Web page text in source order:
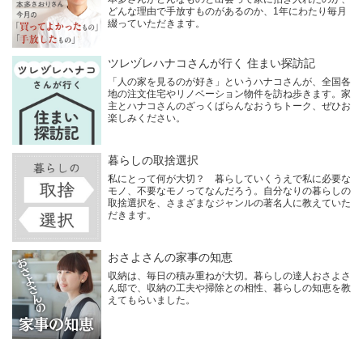
どんな理由で手放すものがあるのか、1年にわたり毎月
綴っていただきます。
ツレヅレハナコさんが行く 住まい探訪記
「人の家を見るのが好き」というハナコさんが、全国各
地の注文住宅やリノベーション物件を訪ね歩きます。家
主とハナコさんのざっくばらんなおうちトーク、ぜひお
楽しみください。
暮らしの取捨選択
私にとって何が大切？ 暮らしていくうえで私に必要な
モノ、不要なモノってなんだろう。自分なりの暮らしの
取捨選択を、さまざまなジャンルの著名人に教えていた
だきます。
おさよさんの家事の知恵
収納は、毎日の積み重ねが大切。暮らしの達人おさよさ
ん邸で、収納の工夫や掃除との相性、暮らしの知恵を教
えてもらいました。